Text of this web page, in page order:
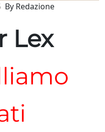
By Redazione
Lex